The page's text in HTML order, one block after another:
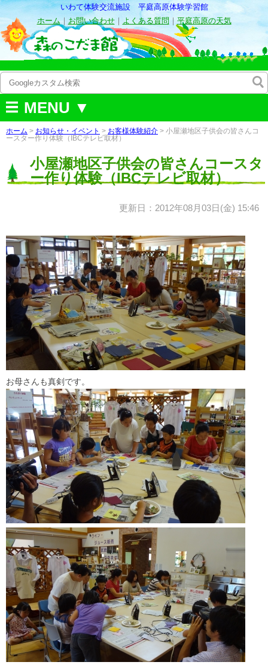
いわて体験交流施設 平庭高原体験学習館
ホーム｜ お問い合わせ｜ よくある質問 ｜ 平庭高原の天気
MENU ▼
ホーム > お知らせ・イベント > お客様体験紹介 > 小屋瀬地区子供会の皆さんコ
ースター作り体験（IBCテレビ取材）
小屋瀬地区子供会の皆さんコースタ
ー作り体験（IBCテレビ取材）
更新日：2012年08月03日(金) 15:46
お母さんも真剣です。